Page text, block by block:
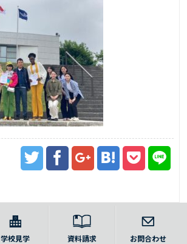
学校見学 資料請求 お問合わせ